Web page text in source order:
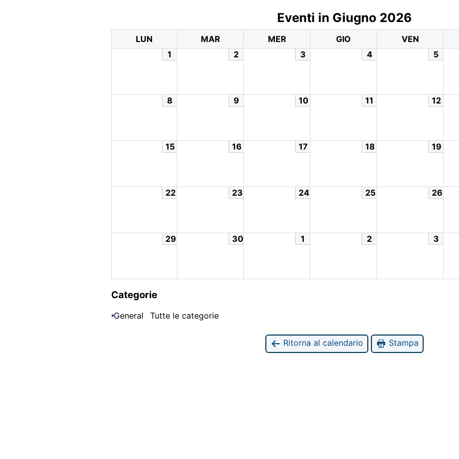
Eventi in Giugno 2026
LUN MAR MER GIO
VEN
1
2 3 4 5
8 9 10 11 12
15 16 17 18 19
22 23 24 25 26
29 30 1 2 3
Categorie
General Tutte le categorie
Ritorna al calendario Stampa